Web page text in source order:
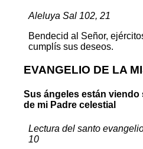
Aleluya Sal 102, 21
Bendecid al Señor,
cumplís sus deseos.
EVANGELIO DE LA
Sus ángeles están
de mi Padre celestial
Lectura del santo
10